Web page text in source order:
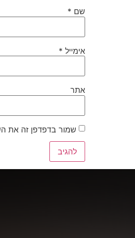
שם *
אימייל *
אתר
שמור בדפדפן זה את